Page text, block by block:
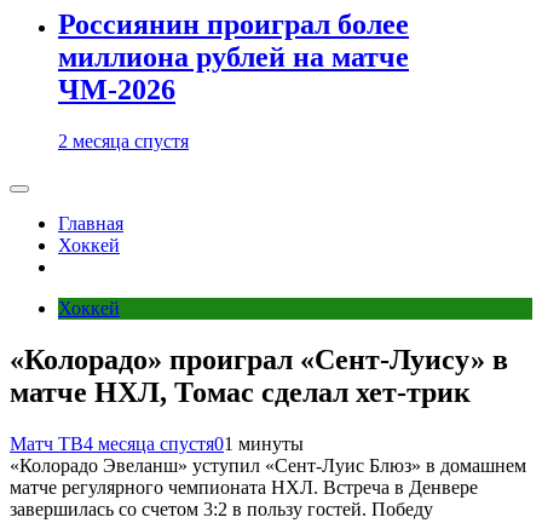
Россиянин проиграл более
миллиона рублей на матче
ЧМ-2026
2 месяца спустя
Главная
Хоккей
Хоккей
«Колорадо» проиграл «Сент‑Луису» в
матче НХЛ, Томас сделал хет‑трик
Матч ТВ4 месяца спустя01 минуты
«Колорадо Эвеланш» уступил «Сент‑Луис Блюз» в домашнем
матче регулярного чемпионата НХЛ. Встреча в Денвере
завершилась со счетом 3:2 в пользу гостей. Победу